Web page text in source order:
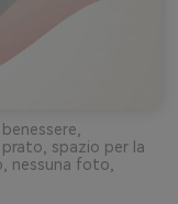
spazio per la
nessuna foto,